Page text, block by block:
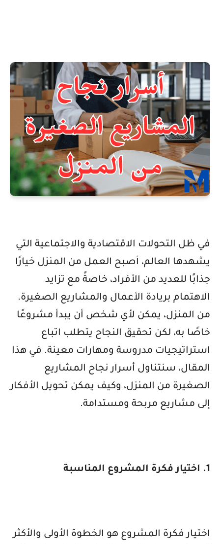
في ظل التحولات الاقتصادية والاجتماعية التي
يشهدها العالم، أصبح العمل من المنزل خيارًا
جذابًا للعديد من الأفراد، خاصةً مع تزايد
الاهتمام بريادة الأعمال والمشاريع الصغيرة.
من المنزل، يمكن لأي شخص أن يبدأ مشروعًا
خاصًا به، لكن تحقيق النجاح يتطلب اتباع
استراتيجيات مدروسة ومهارات معينة. في هذا
المقال، سنتناول أسرار نجاح المشاريع
الصغيرة من المنزل، وكيف يمكن تحويل الأفكار
إلى مشاريع مربحة ومستدامة.
1. اختيار فكرة المشروع المناسبة
اختيار فكرة المشروع هو الخطوة الأولى والأكثر